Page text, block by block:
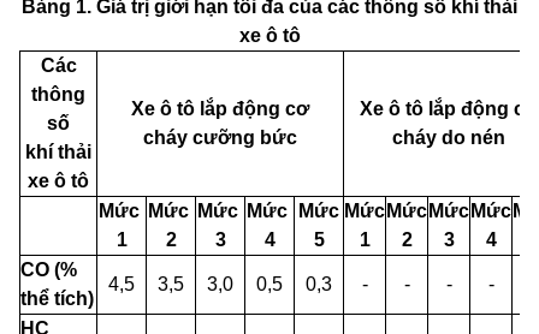
Bảng 1. Giá trị giới hạn tối đa của các thông số khí thải
xe ô tô
Các
thông
số
khí thải
xe ô tô
Xe ô tô lắp động cơ
cháy cưỡng bức
Xe ô tô lắp động cơ
cháy do nén
Mức
1
Mức
2
Mức
3
Mức
4
Mức
5
Mức
1
Mức
2
Mức
3
Mức
4
CO (%
thể tích)
4,5 3,5 3,0 0,5 0,3 - - - -
HC